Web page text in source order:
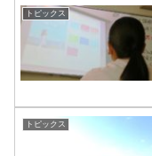
トピックス
トピックス